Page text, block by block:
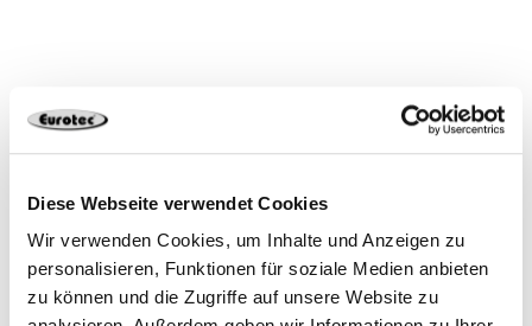
Diese Webseite verwendet Cookies
Wir verwenden Cookies, um Inhalte und Anzeigen zu
personalisieren, Funktionen für soziale Medien anbieten
zu können und die Zugriffe auf unsere Website zu
Productos adecuados